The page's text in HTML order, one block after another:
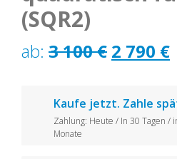
(SQR2)
ab: 3 100€
war:
3
2 790 €
Kaufe jetzt. Zahle
Zahlung: Heute / In 30 Tagen /
Monate